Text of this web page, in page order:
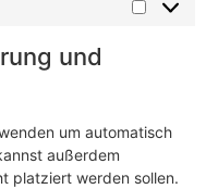
und
um automatisch
außerdem
platziert werden sollen.